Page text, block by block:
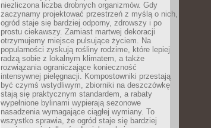
niezliczona liczba drobnych organizmów. Gdy
zaczynamy projektować przestrzeń z myślą o nich,
ogród staje się bardziej odporny, zdrowszy i po
prostu ciekawszy. Zamiast martwej dekoracji
otrzymujemy miejsce pulsujące życiem. Na
popularności zyskują rośliny rodzime, które lepiej
radzą sobie z lokalnym klimatem, a także
rozwiązania ograniczające konieczność
intensywnej pielęgnacji. Kompostowniki przestają
być czymś wstydliwym, zbiorniki na deszczówkę
stają się praktycznym standardem, a rabaty
wypełnione bylinami wypierają sezonowe
nasadzenia wymagające ciągłej wymiany. To
wszystko sprawia, że ogród staje się bardziej